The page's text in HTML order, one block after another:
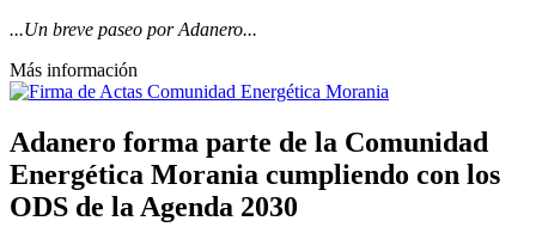
...Un breve paseo por Adanero...
Más información
Adanero forma parte de la Comunidad
Energética Morania cumpliendo con los
ODS de la Agenda 2030